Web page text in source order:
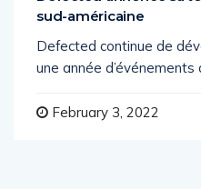
sud-américaine
Defected continue de
une année d’événements
February 3, 2022